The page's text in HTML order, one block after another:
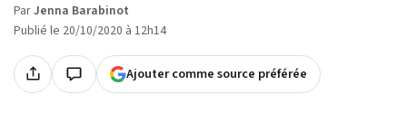
ParJenna Barabinot
Publié le 20/10/2020 à 12h14
Ajouter comme source préférée